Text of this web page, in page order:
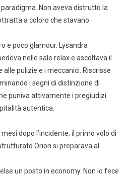
Non aveva distrutto la
a coloro che stavano
e poco glamour. Lysandra
nelle sale relax e ascoltava il
pulizie e i meccanici. Riscrisse
i segni di distinzione di
puniva attivamente i pregiudizi
autentica.
dopo l’incidente, il primo volo di
Orion si preparava al
un posto in economy. Non lo fece